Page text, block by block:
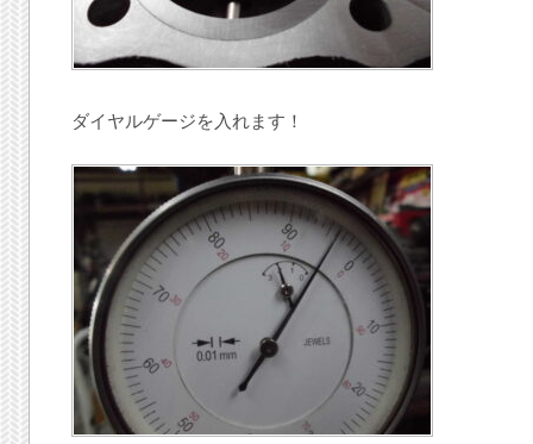
ダイヤルゲージを入れます！